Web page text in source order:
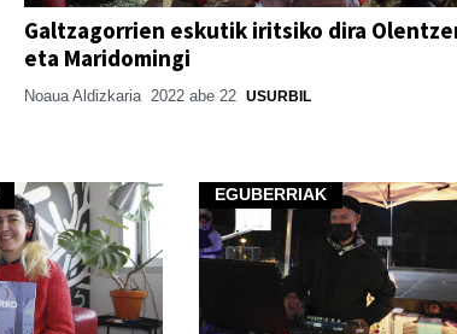
Galtzagorrien eskutik iritsiko dira
eta Maridomingi
Noaua Aldizkaria 2022 abe 22 USURBIL
EGUBERRIAK